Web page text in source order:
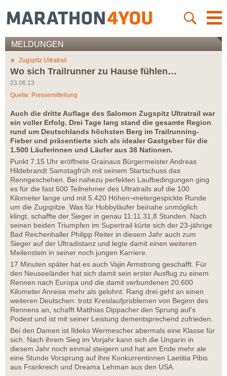
MELDUNGEN
Zugspitz Ultratrail
Wo sich Trailrunner zu Hause fühlen…
23.06.13
Quelle: Pressemitteilung
Auch die dritte Auflage des Salomon Zugspitz Ultratrail war
ein voller Erfolg. Drei Tage lang stand die gesamte Region
rund um Deutschlands höchsten Berg im Trailrunning-
Fieber und präsentierte sich als idealer Gastgeber für die
1.500 Läuferinnen und Läufer aus 38 Nationen.
Punkt 7.15 Uhr eröffnete Grainaus Bürgermeister Andreas
Hildebrandt Samstagfrüh mit seinem Startschuss das
Renngeschehen. Bei nahezu perfekten Laufbedingungen ging
es für die fast 600 Teilnehmer des Ultratrails auf die 100
Kilometer lange und mit 5.420 Höhen¬metergespickte Runde
um die Zugspitze. Was für Hobbyläufer beinahe unmöglich
klingt, schaffte der Sieger in genau 11:11.31,8 Stunden. Nach
seinen beiden Triumpfen im Supertrail kürte sich der 23-jährige
Bad Reichenhaller Philipp Reiter in diesem Jahr auch zum
Sieger auf der Ultradistanz und legte damit einen weiteren
Meilenstein in seiner noch jungen Karriere.
17 Minuten später hat es auch Vajin Armstrong geschafft. Für
den Neuseeländer hat sich damit sein erster Ausflug zu einem
Rennen nach Europa und die damit verbundenen 20.600
Kilometer Anreise mehr als gelohnt. Rang drei geht an einen
weiteren Deutschen: trotz Kreislaufproblemen von Beginn des
Rennens an, schafft Matthias Dippacher den Sprung auf’s
Podest und ist mit seiner Leistung dementsprechend zufrieden.
Bei den Damen ist Ildeko Wermescher abermals eine Klasse für
sich. Nach ihrem Sieg im Vorjahr kann sich die Ungarin in
diesem Jahr noch einmal steigern und hat am Ende mehr ale
eine Stunde Vorsprung auf ihre Konkurrentinnen Laetitia Pibis
aus Frankreich und Dreama Lehman aus den USA.